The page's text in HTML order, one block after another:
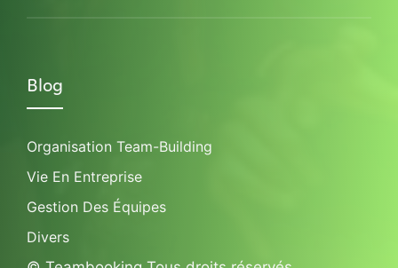
Blog
Organisation Team-Building
Vie En Entreprise
Gestion Des Équipes
Divers